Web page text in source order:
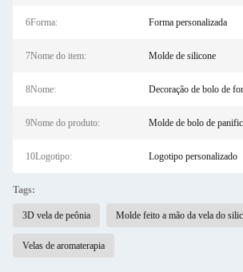
6Forma: Forma personalizada
7Nome do item: Molde de silicone
8Nome: Decoração de bolo de
9Nome do produto: Molde de bolo de
10Logotipo: Logotipo personalizado
Tags:
3D vela de peônia Molde feito a mão da vela do
Velas de aromaterapia